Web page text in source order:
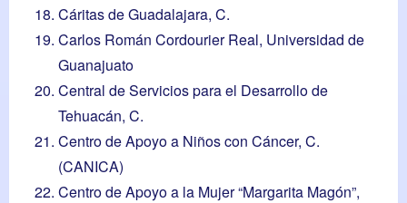
Cáritas de Guadalajara, C.
Carlos Román Cordourier Real, Universidad de
Guanajuato
Central de Servicios para el Desarrollo de
Tehuacán, C.
Centro de Apoyo a Niños con Cáncer, C.
(CANICA)
Centro de Apoyo a la Mujer “Margarita Magón”,